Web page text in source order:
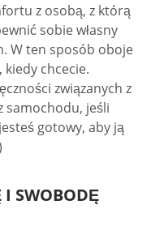
z osobą, z którą
sobie własny
W ten sposób oboje
chcecie.
związanych z
samochodu, jeśli
gotowy, aby ją
I SWOBODĘ